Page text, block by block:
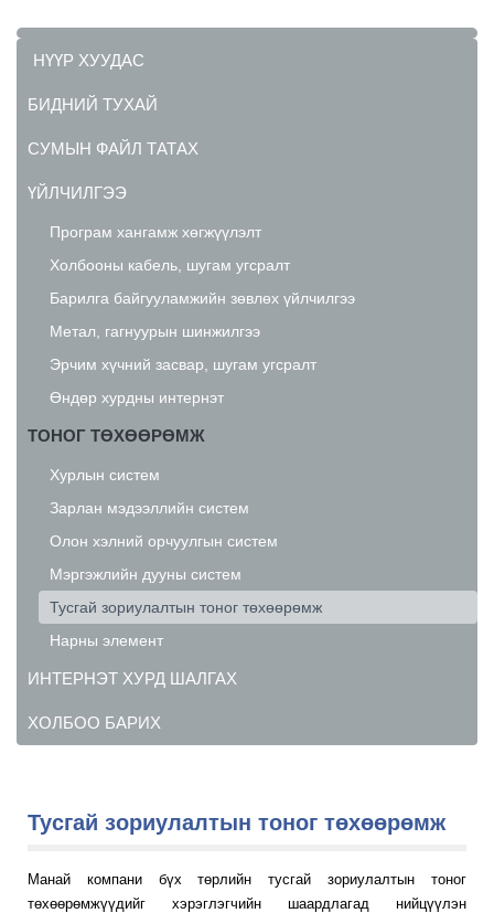
НҮҮР ХУУДАС
БИДНИЙ ТУХАЙ
СУМЫН ФАЙЛ ТАТАХ
ҮЙЛЧИЛГЭЭ
Програм хангамж хөгжүүлэлт
Холбооны кабель, шугам угсралт
Барилга байгууламжийн зөвлөх үйлчилгээ
Метал, гагнуурын шинжилгээ
Эрчим хүчний засвар, шугам угсралт
Өндөр хурдны интернэт
ТОНОГ ТӨХӨӨРӨМЖ
Хурлын систем
Зарлан мэдээллийн систем
Олон хэлний орчуулгын систем
Мэргэжлийн дууны систем
Тусгай зориулалтын тоног төхөөрөмж
Нарны элемент
ИНТЕРНЭТ ХУРД ШАЛГАХ
ХОЛБОО БАРИХ
Тусгай зориулалтын тоног төхөөрөмж
Манай компани бүх төрлийн тусгай зориулалтын тоног
төхөөрөмжүүдийг хэрэглэгчийн шаардлагад нийцүүлэн